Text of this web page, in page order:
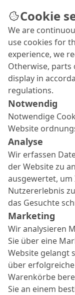
Cookie
We are
use cookies for
experience, we
Otherwise, parts
display in
regulations.
Notwendig
Notwendige
Website
Analyse
Wir erfassen
der Website zu
ausgewertet, um
Nutzererlebnis
das Gesuchte
Marketing
Wir analysieren
Sie über eine
Website gelangt
über
Warenkörbe
Sie an einem